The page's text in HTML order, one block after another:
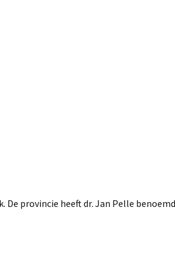
De provincie heeft dr. Jan Pelle